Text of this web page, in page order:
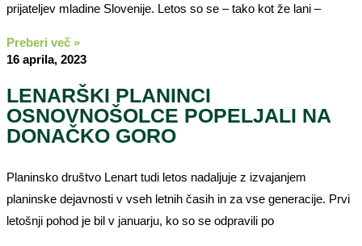
prijateljev mladine Slovenije. Letos so se – tako kot že lani –
Preberi več »
16 aprila, 2023
LENARŠKI PLANINCI
OSNOVNOŠOLCE POPELJALI NA
DONAČKO GORO
Planinsko društvo Lenart tudi letos nadaljuje z izvajanjem
planinske dejavnosti v vseh letnih časih in za vse generacije. Prvi
letošnji pohod je bil v januarju, ko so se odpravili po